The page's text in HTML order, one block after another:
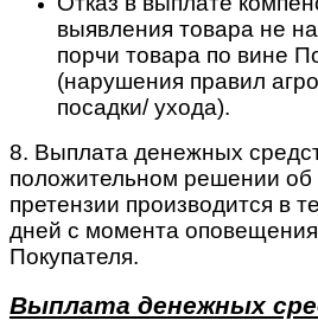
выявления товара не
порчи товара по вине
(нарушения правил
посадки/ ухода).
8. Выплата денежных
положительном решении об
претензии производится в
дней с момента
Покупателя.
Выплата денежных